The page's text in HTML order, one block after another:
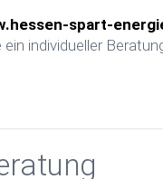
spart-
individueller